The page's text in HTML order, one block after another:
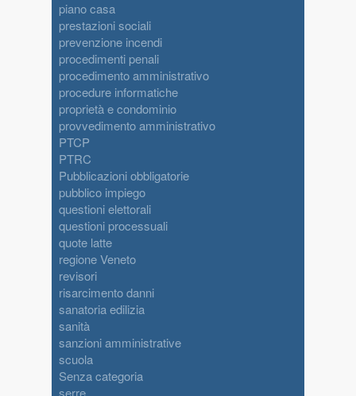
piano casa
prestazioni sociali
prevenzione incendi
procedimenti penali
procedimento amministrativo
procedure informatiche
proprietà e condominio
provvedimento amministrativo
PTCP
PTRC
Pubblicazioni obbligatorie
pubblico impiego
questioni elettorali
questioni processuali
quote latte
regione Veneto
revisori
risarcimento danni
sanatoria edilizia
sanità
sanzioni amministrative
scuola
Senza categoria
serre